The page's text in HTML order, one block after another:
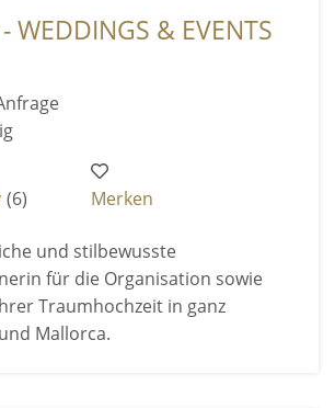
& EVENTS
(6)
Merken
und stilbewusste
für die Organisation sowie
Traumhochzeit in ganz
Mallorca.